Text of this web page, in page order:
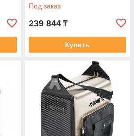
Под заказ
239 844 ₸
Купить